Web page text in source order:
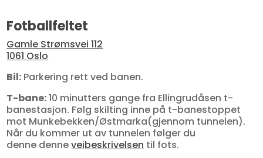
Fotballfeltet
Gamle Strømsvei 112
1061 Oslo
Bil: Parkering rett ved banen.
T-bane:10 minutters gange fra Ellingrudåsen t-
banestasjon. Følg skilting inne på t-banestoppet
mot Munkebekken/Østmarka(gjennom tunnelen).
Når du kommer ut av tunnelen følger du
denne denneveibeskrivelsen til fots.